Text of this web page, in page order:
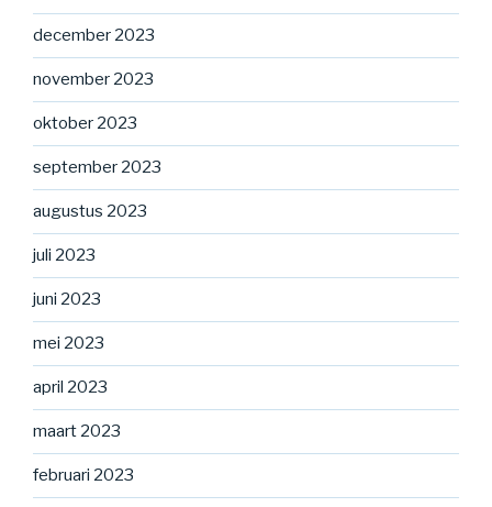
december 2023
november 2023
oktober 2023
september 2023
augustus 2023
juli 2023
juni 2023
mei 2023
april 2023
maart 2023
februari 2023